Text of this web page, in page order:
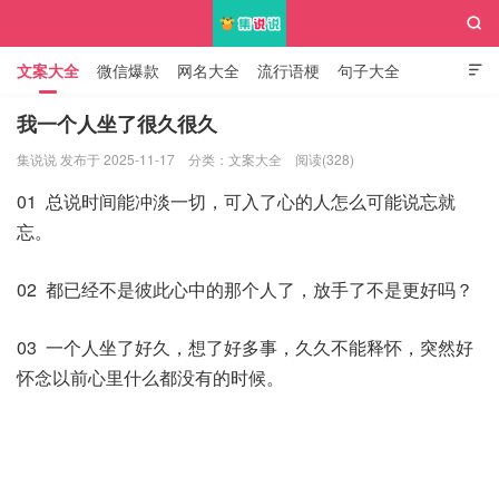

文案大全 微信爆款 网名大全 流行语梗 句子大全
知识大全

我一个人坐了很久很久
集说说 发布于 2025-11-17 分类： 文案大全 阅读(328)
01 总说时间能冲淡一切，可入了心的人怎么可能说忘就
忘。
02 都已经不是彼此心中的那个人了，放手了不是更好吗？
03 一个人坐了好久，想了好多事，久久不能释怀，突然好
怀念以前心里什么都没有的时候。